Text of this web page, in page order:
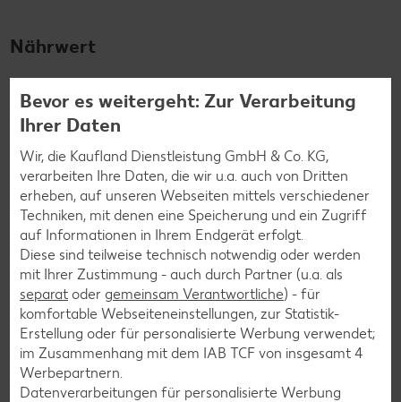
Nährwert
kcal:43 kcal
Kohlenhydrate:6.4 g
Eiweiß:1.3 g
Fett:0.5 g
Vitamine
Vitamin A:0 µg
Vitamin B1:0.04 mg
Vitamin B2:0.12 mg
Vitamin B6:0.45 mg
Bevor es weitergeht: Zur Verarbeitung
Ihrer Daten
Wir, die Kaufland Dienstleistung GmbH & Co. KG,
verarbeiten Ihre Daten, die wir u.a. auch von Dritten
erheben, auf unseren Webseiten mittels verschiedener
Techniken, mit denen eine Speicherung und ein Zugriff
auf Informationen in Ihrem Endgerät erfolgt.
Diese sind teilweise technisch notwendig oder werden
mit Ihrer Zustimmung - auch durch Partner (u.a. als
separat oder gemeinsam Verantwortliche) - für
komfortable Webseiteneinstellungen, zur Statistik-
Erstellung oder für personalisierte Werbung verwendet;
im Zusammenhang mit dem IAB TCF von insgesamt 4
Werbepartnern.
Datenverarbeitungen für personalisierte Werbung